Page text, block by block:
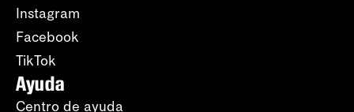
Instagram
Facebook
TikTok
Ayuda
Centro de ayuda